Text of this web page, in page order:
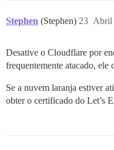
Stephen (Stephen) Abril
23
Desative o Cloudflare por
frequentemente atacado, ele
Se a nuvem laranja estiver
obter o certificado do Let’s